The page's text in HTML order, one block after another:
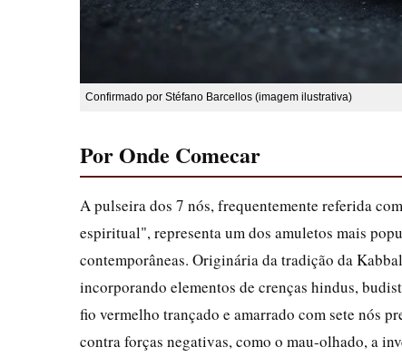
Confirmado por Stéfano Barcellos (imagem ilustrativa)
Por Onde Comecar
A pulseira dos 7 nós, frequentemente referida
espiritual", representa um dos amuletos mais
contemporâneas. Originária da tradição da
incorporando elementos de crenças hindus,
fio vermelho trançado e amarrado com sete nós
contra forças negativas, como o mau-olhado, a